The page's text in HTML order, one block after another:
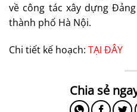
về công tác xây dựng
thành phố Hà Nội.
Chi tiết kế hoạch: TẠI ĐÂY